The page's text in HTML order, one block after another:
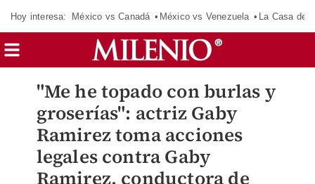
Hoy interesa: México vs Canadá México vs Venezuela La Casa de
"Me he topado con burlas y
groserías": actriz Gaby
Ramirez toma acciones
legales contra Gaby
Ramirez, conductora de